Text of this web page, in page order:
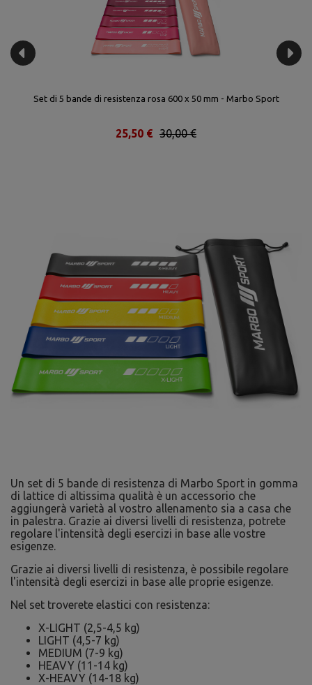
Set di 5 bande di resistenza rosa 600 x 50 mm - Marbo Sport
30,00 €
25,50 €
Un set di 5 bande di resistenza di Marbo Sport in gomma
di lattice di altissima qualità è un accessorio che
aggiungerà varietà al vostro allenamento sia a casa che
in palestra. Grazie ai diversi livelli di resistenza, potrete
regolare l'intensità degli esercizi in base alle vostre
esigenze.
Grazie ai diversi livelli di resistenza, è possibile regolare
l'intensità degli esercizi in base alle proprie esigenze.
Nel set troverete elastici con resistenza:
X-LIGHT (2,5-4,5 kg)
LIGHT (4,5-7 kg)
MEDIUM (7-9 kg)
HEAVY (11-14 kg)
X-HEAVY (14-18 kg)